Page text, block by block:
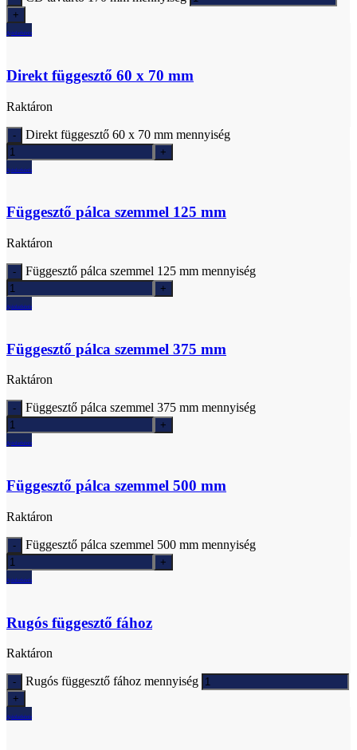
Ajánlatkérés
Direkt függesztő 60 x 70 mm
Raktáron
Direkt függesztő 60 x 70 mm mennyiség
Ajánlatkérés
Függesztő pálca szemmel 125 mm
Raktáron
Függesztő pálca szemmel 125 mm mennyiség
Ajánlatkérés
Függesztő pálca szemmel 375 mm
Raktáron
Függesztő pálca szemmel 375 mm mennyiség
Ajánlatkérés
Függesztő pálca szemmel 500 mm
Raktáron
Függesztő pálca szemmel 500 mm mennyiség
Ajánlatkérés
Rugós függesztő fához
Raktáron
Rugós függesztő fához mennyiség
Ajánlatkérés